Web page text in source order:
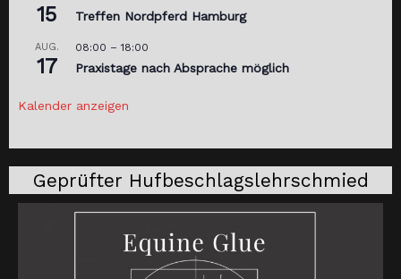
15 Treffen Nordpferd Hamburg
AUG.
17
08:00 –18:00
Praxistage nach Absprache möglich
Kalender anzeigen
Geprüfter Hufbeschlagslehrschmied